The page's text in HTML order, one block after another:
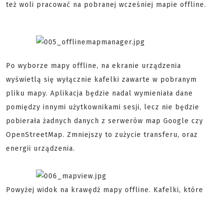
też woli pracować na pobranej wcześniej mapie offline.
Po wyborze mapy offline, na ekranie urządzenia
wyświetlą się wyłącznie kafelki zawarte w pobranym
pliku mapy. Aplikacja będzie nadal wymieniała dane
pomiędzy innymi użytkownikami sesji, lecz nie będzie
pobierała żadnych danych z serwerów map Google czy
OpenStreetMap. Zmniejszy to zużycie transferu, oraz
energii urządzenia.
Powyżej widok na krawędź mapy offline. Kafelki, które